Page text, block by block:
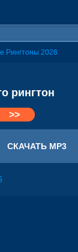
Рингтоны 2026
рингтон
>>
СКАЧАТЬ MP3